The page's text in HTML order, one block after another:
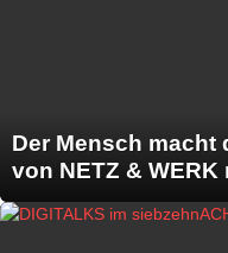
Der Mensch macht
von NETZ & WERK